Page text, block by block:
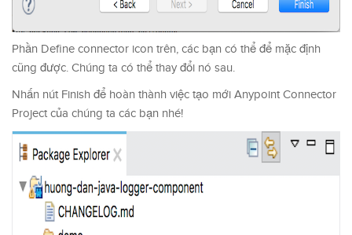
Phần Define connector icon trên, các bạn có thể để mặc định
cũng được. Chúng ta có thể thay đổi nó sau.
Nhấn nút Finish để hoàn thành việc tạo mới Anypoint Connector
Project của chúng ta các bạn nhé!